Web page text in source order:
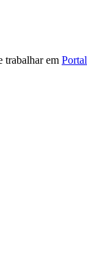
trabalhar em Portal